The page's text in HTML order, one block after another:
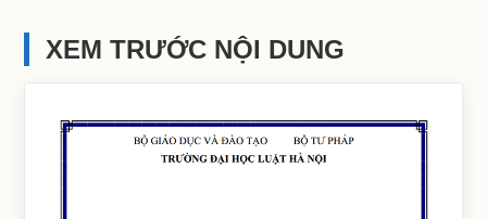
XEM TRƯỚC NỘI DUNG